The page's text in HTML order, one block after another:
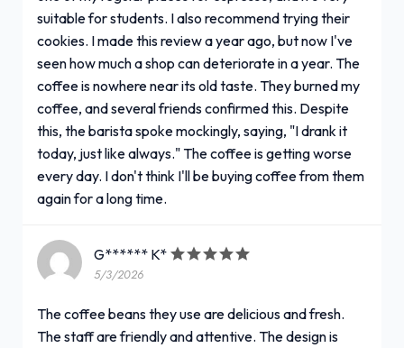
suitable for students. I also recommend trying their
cookies. I made this review a year ago, but now I've
seen how much a shop can deteriorate in a year. The
coffee is nowhere near its old taste. They burned my
coffee, and several friends confirmed this. Despite
this, the barista spoke mockingly, saying, "I drank it
today, just like always." The coffee is getting worse
every day. I don't think I'll be buying coffee from them
again for a long time.
G****** K*
5/3/2026
The coffee beans they use are delicious and fresh.
The staff are friendly and attentive. The design is